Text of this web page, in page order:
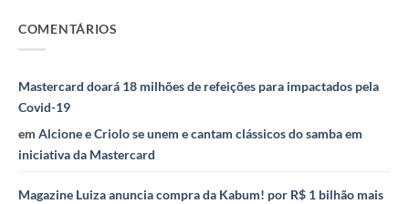
COMENTÁRIOS
Mastercard doará 18 milhões de refeições para impactados pela
Covid-19
em Alcione e Criolo se unem e cantam clássicos do samba em
iniciativa da Mastercard
Magazine Luiza anuncia compra da Kabum! por R$ 1 bilhão mais